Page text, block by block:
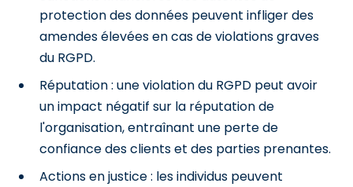
protection des données peuvent infliger des
amendes élevées en cas de violations graves
du RGPD.
Réputation : une violation du RGPD peut avoir
un impact négatif sur la réputation de
l'organisation, entraînant une perte de
confiance des clients et des parties prenantes.
Actions en justice : les individus peuvent